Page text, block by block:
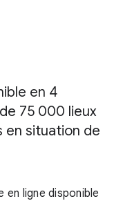
en 4
75 000 lieux
en situation de
ligne disponible